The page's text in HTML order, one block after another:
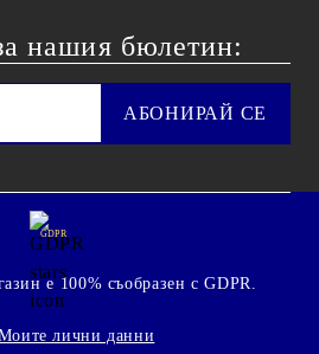
нашия бюлетин:
GDPR
е 100% съобразен с GDPR.
лични данни